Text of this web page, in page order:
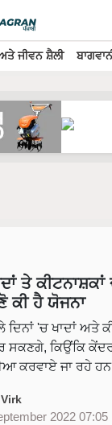
ਜੀਵਨ ਸ਼ੈਲੀ
ਤੇ
ਕੀ ਹੈ ਯੋਜਨਾ
'ਚ ਖਾਦਾਂ ਅਤੇ
ਸਕਣਗੇ, ਕਿਉਂਕਿ
ਕਰਵਾਏ ਜਾ ਰਹੇ
2022 07:05